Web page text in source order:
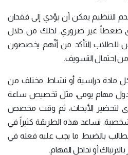
التنظيم يمكن أن يؤدي إلى فقدان
ضغطاً غير ضروري. لذلك من خلال
للطلاب التأكد من أنّهم يخصصون
من احتمال التسويف.
مادة دراسية أو نشاط مختلف من
جدول مهام يومي، مثل تخصيص ساعة
لتحضير الأبحاث، ثم وقت مخصص
تساعد هذه الطريقة كثيراً في
بالضبط ما يجب عليه فعله في
أو تداخل المهام.